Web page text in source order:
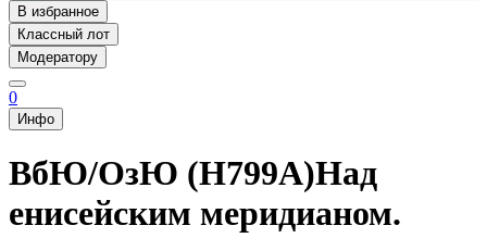
В избранное
Классный лот
Модератору
0
Инфо
ВбЮ/ОзЮ (Н799А)Над
енисейским меридианом.